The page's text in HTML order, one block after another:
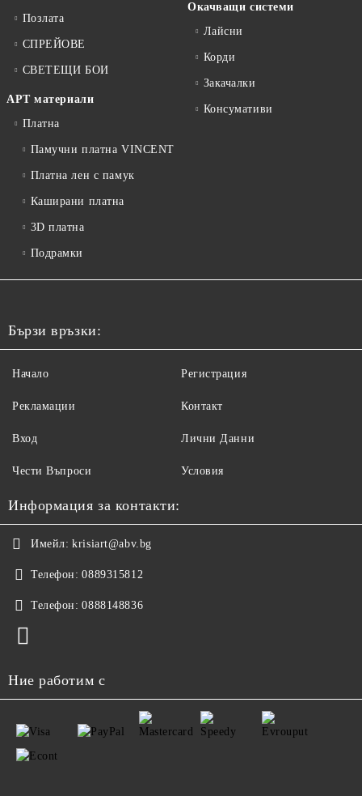
Позлата
СПРЕЙОВЕ
СВЕТЕЩИ БОИ
АРТ материали
Платна
Памучни платна VINCENT
Платна лен с памук
Каширани платна
3D платна
Подрамки
Окачващи системи
Лайсни
Корди
Закачалки
Консумативи
Бързи връзки:
Начало
Рекламации
Вход
Чести Въпроси
Регистрация
Контакт
Лични Данни
Условия
Информация за контакти:
Имейл: krisiart@abv.bg
Телефон: 0889315812
Телефон: 0888148836
Ние работим с